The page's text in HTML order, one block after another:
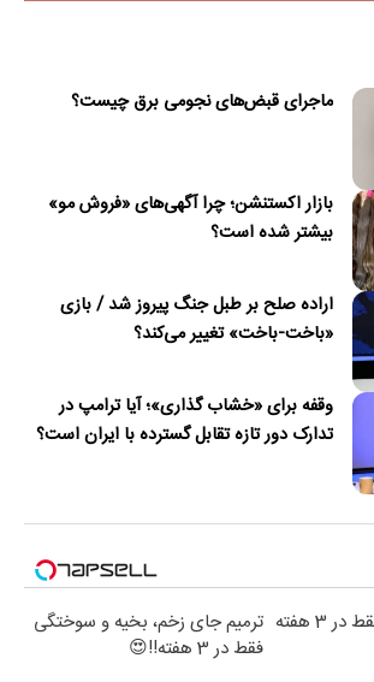
ماجرای قبض‌های نجومی برق چیست؟
بازار اکستنشن؛ چرا آگهی‌های «فروش مو»
بیشتر شده است؟
اراده صلح بر طبل جنگ پیروز شد / بازی
«باخت-باخت» تغییر می‌کند؟
وقفه برای «خشاب گذاری»؛ آیا ترامپ در
تدارک دور تازه تقابل گسترده با ایران است؟
جای بخیه داری؟؟ فقط در 3 هفته ترمیم جای زخم، بخیه و سوختگی
فقط در 3 هفته!!😍